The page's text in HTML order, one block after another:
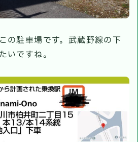
の駐車場です。武蔵野線の下
いですね。